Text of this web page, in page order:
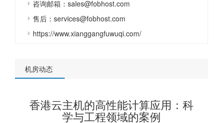
咨询邮箱：sales@fobhost.com
售后：services@fobhost.com
https://www.xianggangfuwuqi.com/
机房动态
香港云主机的高性能计算应用：科
学与工程领域的案例